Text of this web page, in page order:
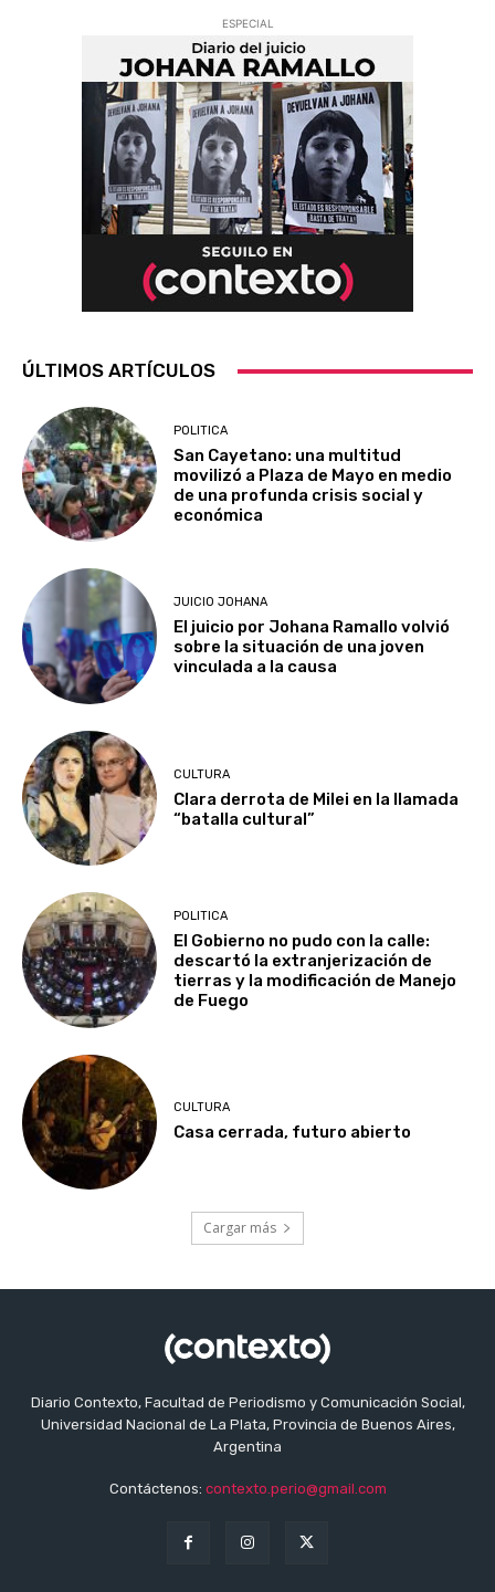
ESPECIAL
ÚLTIMOS ARTÍCULOS
POLITICA
San Cayetano: una multitud
movilizó a Plaza de Mayo en medio
de una profunda crisis social y
económica
JUICIO JOHANA
El juicio por Johana Ramallo volvió
sobre la situación de una joven
vinculada a la causa
CULTURA
Clara derrota de Milei en la llamada
“batalla cultural”
POLITICA
El Gobierno no pudo con la calle:
descartó la extranjerización de
tierras y la modificación de Manejo
de Fuego
CULTURA
Casa cerrada, futuro abierto
Cargar más
Diario Contexto, Facultad de Periodismo y Comunicación Social,
Universidad Nacional de La Plata, Provincia de Buenos Aires,
Argentina
Contáctenos: contexto.perio@gmail.com